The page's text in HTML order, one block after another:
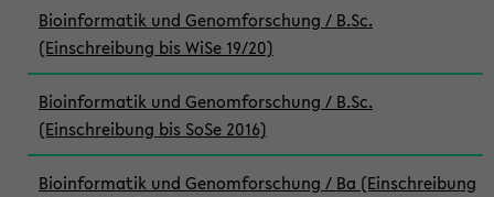
Bioinformatik und Genomforschung / B.Sc.
(Einschreibung bis WiSe 19/20)
Bioinformatik und Genomforschung / B.Sc.
(Einschreibung bis SoSe 2016)
Bioinformatik und Genomforschung / Ba (Einschreibung